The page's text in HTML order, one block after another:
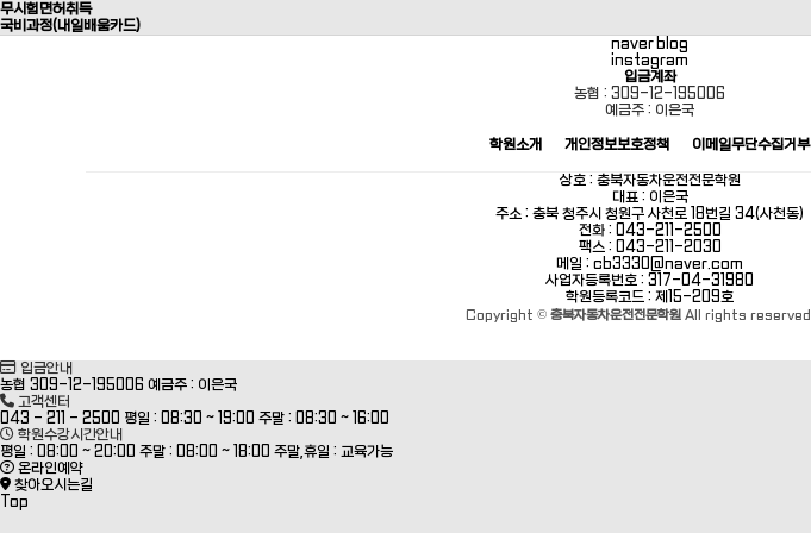
무시험면허취득
국비과정(내일배움카드)
naver blog
instagram
입금계좌
농협 : 309-12-195006
예금주 : 이은국
학원소개 개인정보보호정책 이메일무단수집거부
상호 : 충북자동차운전전문학원
대표 : 이은국
주소 : 충북 청주시 청원구 사천로 18번길 34(사천동)
전화 : 043-211-2500
팩스 : 043-211-2030
메일 : cb3330@naver.com
사업자등록번호 : 317-04-31980
학원등록코드 : 제15-209호
Copyright © 충북자동차운전전문학원 All rights reserved.
입금안내
농협 309-12-195006 예금주 : 이은국
고객센터
043 - 211 - 2500 평일 : 08:30 ~ 19:00 주말 : 08:30 ~ 16:00
학원수강시간안내
평일 : 08:00 ~ 20:00 주말 : 08:00 ~ 18:00 주말,휴일 : 교육가능
온라인예약
찾아오시는길
Top